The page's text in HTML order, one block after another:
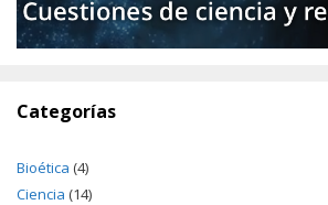
Categorías
Bioética (4)
Ciencia (14)